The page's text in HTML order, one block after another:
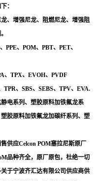
：
、增强尼龙、阻燃尼龙、增强阻
PPE、POM、PBT、PET、
、TPX、EVOH、PVDF
TPR、SBS、SEBS、TPV、EVA.
电系列、塑胶原料加铁氟龙系
胶原料加铁氟龙加碳纤系列、塑
供应Celcon POM塞拉尼斯原厂
品种齐全，原厂原包，杜绝一切
于宁波齐汇达有限公司供应商供